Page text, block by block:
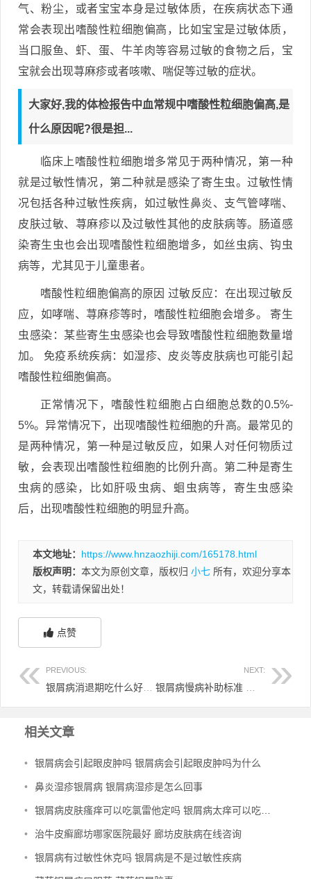
气、粉尘，或者宝宝本身是过敏体质，在疾病状态下通
常会表现出嗜酸性粒细胞偏高，比如宝宝是过敏体质，
当口服鱼、虾、蛋、牛羊肉等容易过敏的食物之后，宝
宝就会出现荨麻疹或者咳嗽、喘促等过敏的症状。
大家好,我的体检报告中血常规中嗜酸性粒细胞偏高,是
什么原因呢?很是担...
临床上嗜酸性粒细胞增多常见于两种情况，第一种
就是过敏性情况，第二种就是感染了寄生虫。过敏性情
况包括各种过敏性疾病，如过敏性鼻炎、支气管哮喘、
皮肤过敏、荨麻疹以及过敏性其他的皮肤病等。肠道感
染寄生虫也会出现嗜酸性粒细胞增多，如丝虫病、钩虫
病等，尤其见于儿童患者。
嗜酸性粒细胞偏高的原因 过敏反应：在出现过敏反
应，如哮喘、荨麻疹等时，嗜酸性粒细胞会增多。 寄生
虫感染：某些寄生虫感染也会导致嗜酸性粒细胞数量增
加。 免疫系统疾病：如湿疹、皮炎等皮肤病也可能引起
嗜酸性粒细胞偏高。
正常情况下，嗜酸性粒细胞占白细胞总数的0.5%-
5%。异常情况下，出现嗜酸性粒细胞的升高。最常见的
是两种情况，第一种是过敏反应，如果人对任何物质过
敏，会表现出嗜酸性粒细胞的比例升高。第二种是寄生
虫病的感染，比如肝吸虫病、蛔虫病等，寄生虫感染
后，出现嗜酸性粒细胞的明显升高。
本文地址： https://www.hnzaozhiji.com/165178.html
版权声明： 本文为原创文章，版权归 小七 所有，欢迎分享本
文，转载请保留出处！
点赞
PREVIOUS: NEXT:
相关文章
• 银屑病会引起眼皮肿吗 银屑病会引起眼皮肿吗为什么
• 鼻炎湿疹银屑病 银屑病湿疹是怎么回事
• 银屑病皮肤瘙痒可以吃氯雷他定吗 银屑病太痒可以吃氯雷他定吗
• 治牛皮癣廊坊哪家医院最好 廊坊皮肤病在线咨询
• 银屑病有过敏性休克吗 银屑病是不是过敏性疾病